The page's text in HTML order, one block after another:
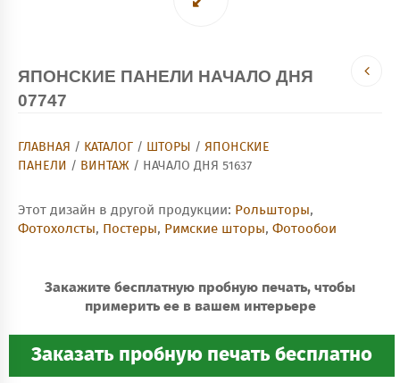
ЯПОНСКИЕ ПАНЕЛИ НАЧАЛО ДНЯ
07747
ГЛАВНАЯ / КАТАЛОГ / ШТОРЫ / ЯПОНСКИЕ
ПАНЕЛИ
/ ВИНТАЖ / НАЧАЛО ДНЯ 51637
Этот дизайн в другой продукции: Рольшторы,
Фотохолсты, Постеры, Римские шторы, Фотообои
Закажите бесплатную пробную печать, чтобы
примерить ее в вашем интерьере